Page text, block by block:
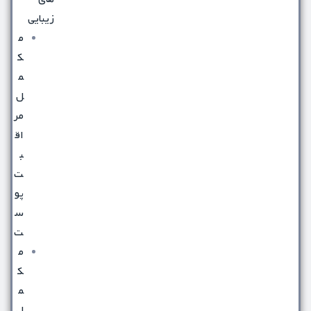
زیبایی
م
ک
م
ل
مر
اق
ب
ت
پو
س
ت
م
ک
م